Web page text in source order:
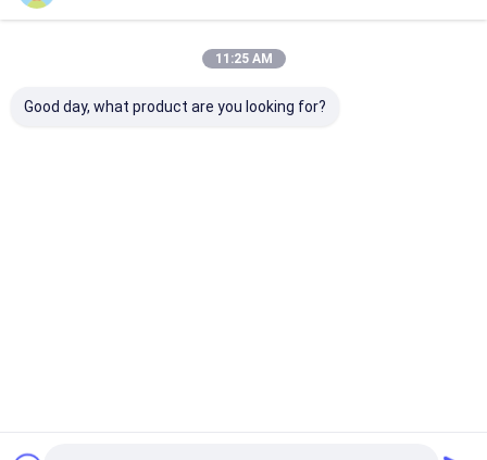
11:25 AM
Good day, what product are you looking for?